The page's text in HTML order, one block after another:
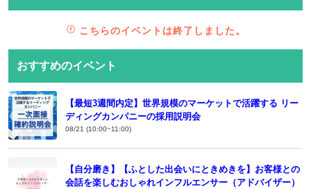
こちらのイベントは終了しました。
おすすめのイベント
【最短3週間内定】世界規模のマーケットで活躍する リー
ディングカンパニーの採用説明会
08/21 (10:00~11:00)
【自分磨き】【ふとした出会いにときめきを】お客様との
会話を楽しむおしゃれインフルエンサー（アドバイザー）